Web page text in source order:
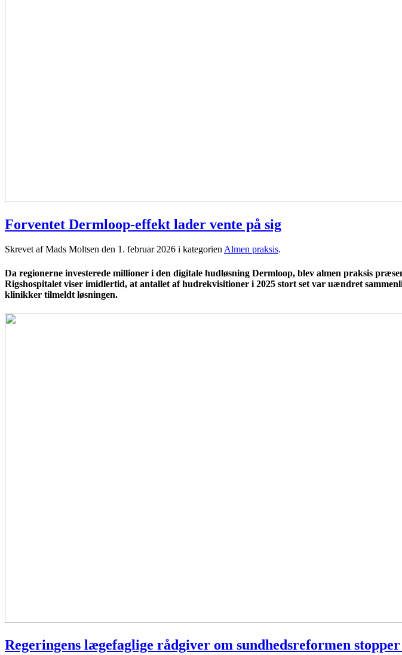
Forventet Dermloop-effekt lader vente på sig
Skrevet af Mads Moltsen den 1. februar 2026 i kategorienAlmen praksis.
Da regionerne investerede millioner i den digitale hudløsning Dermloop, blev almen praksis
Rigshospitalet viser imidlertid, at antallet af hudrekvisitioner i 2025 stort set var uændret
klinikker tilmeldt løsningen.
Regeringens lægefaglige rådgiver om sundhedsreformen